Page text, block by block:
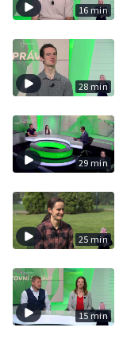
16 min
28 min
29 min
25 min
15 min